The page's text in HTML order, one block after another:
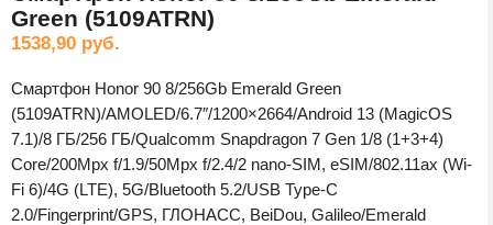
Green (5109ATRN)
1538,90 руб.
Смартфон Honor 90 8/256Gb Emerald Green
(5109ATRN)/AMOLED/6.7″/1200×2664/Android 13 (MagicOS
7.1)/8 ГБ/256 ГБ/Qualcomm Snapdragon 7 Gen 1/8 (1+3+4)
Core/200Mpx f/1.9/50Mpx f/2.4/2 nano-SIM, eSIM/802.11ax (Wi-
Fi 6)/4G (LTE), 5G/Bluetooth 5.2/USB Type-C
2.0/Fingerprint/GPS, ГЛОНАСС, BeiDou, Galileo/Emerald